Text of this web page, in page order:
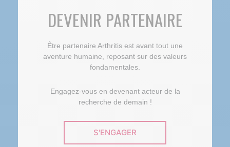
DEVENIR PARTENAIRE
Être partenaire Arthritis est avant tout une
aventure humaine, reposant sur des valeurs
fondamentales.
Engagez-vous en devenant acteur de la
recherche de demain !
S'ENGAGER